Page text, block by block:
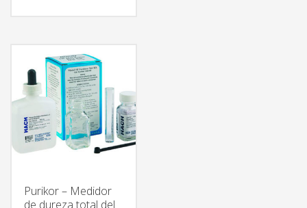
Purikor – Medidor
de dureza total del